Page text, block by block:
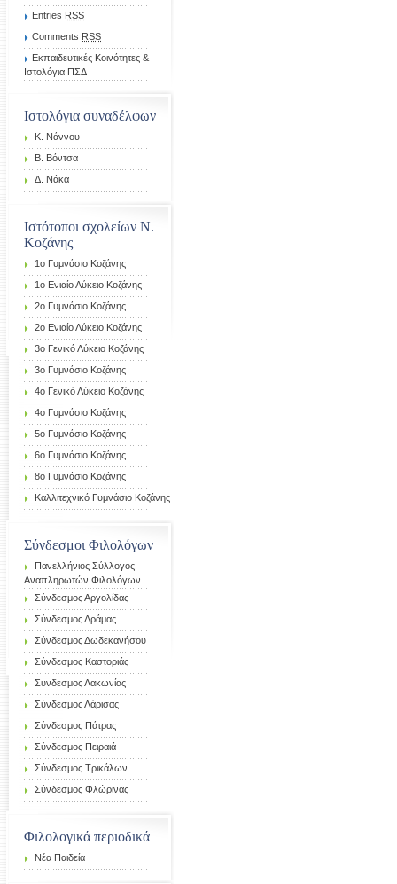
Entries RSS
Comments RSS
Εκπαιδευτικές Κοινότητες &
Ιστολόγια ΠΣΔ
Ιστολόγια συναδέλφων
K. Νάννου
Β. Βόντσα
Δ. Νάκα
Ιστότοποι σχολείων Ν.
Κοζάνης
1o Γυμνάσιο Κοζάνης
1ο Ενιαίο Λύκειο Κοζάνης
2ο Γυμνάσιο Κοζάνης
2ο Ενιαίο Λύκειο Κοζάνης
3ο Γενικό Λύκειο Κοζάνης
3ο Γυμνάσιο Κοζάνης
4ο Γενικό Λύκειο Κοζάνης
4ο Γυμνάσιο Κοζάνης
5ο Γυμνάσιο Κοζάνης
6ο Γυμνάσιο Κοζάνης
8ο Γυμνάσιο Κοζάνης
Καλλιτεχνικό Γυμνάσιο Κοζάνης
Σύνδεσμοι Φιλολόγων
Πανελλήνιος Σύλλογος
Αναπληρωτών Φιλολόγων
Σύνδεσμος Αργολίδας
Σύνδεσμος Δράμας
Σύνδεσμος Δωδεκανήσου
Σύνδεσμος Καστοριάς
Συνδεσμος Λακωνίας
Σύνδεσμος Λάρισας
Σύνδεσμος Πάτρας
Σύνδεσμος Πειραιά
Σύνδεσμος Τρικάλων
Σύνδεσμος Φλώρινας
Φιλολογικά περιοδικά
Νέα Παιδεία